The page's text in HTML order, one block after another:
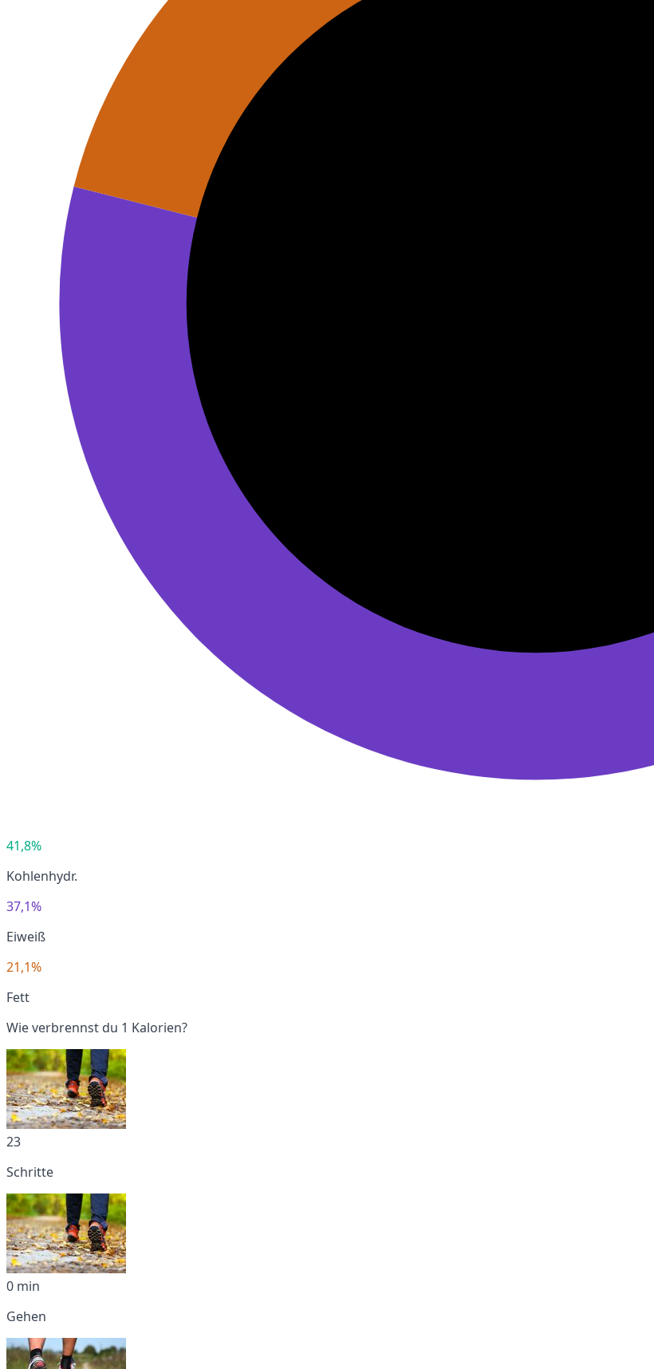
41,8%
Kohlenhydr.
37,1%
Eiweiß
21,1%
Fett
Wie verbrennst du 1 Kalorien?
23
Schritte
0 min
Gehen